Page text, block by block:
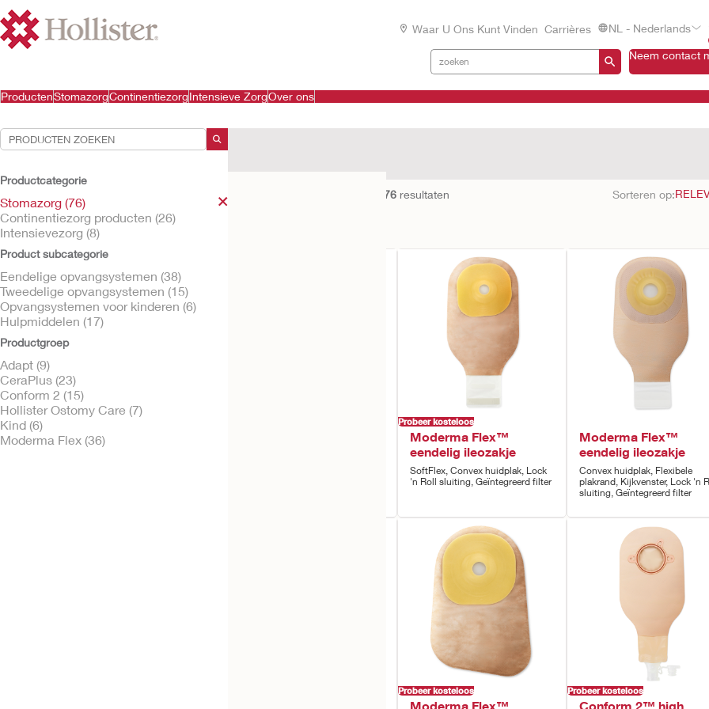
Waar U Ons Kunt Vinden Carrières
NL - Nederlands
Neem contact
ProductenStomazorgContinentiezorgIntensieve ZorgOver ons
Productcategorie
Stomazorg (76)
Continentiezorg producten (26)
Intensievezorg (8)
Product subcategorie
Eendelige opvangsystemen (38)
Tweedelige opvangsystemen (15)
Opvangsystemen voor kinderen (6)
Hulpmiddelen (17)
Productgroep
Adapt (9)
CeraPlus (23)
Conform 2 (15)
Hollister Ostomy Care (7)
Kind (6)
Moderma Flex (36)
76 resultaten Sorteren op:
Probeer kosteloos
Moderma Flex™
eendelig ileozakje
SoftFlex, Convex huidplak, Lock
'n Roll sluiting, Geïntegreerd filter
Moderma Flex™
eendelig ileozakje
Convex huidplak, Flexibele
plakrand, Kijkvenster, Lock 'n
sluiting, Geïntegreerd filter
Probeer kosteloos
Moderma Flex™
Probeer kosteloos
Conform 2™ high